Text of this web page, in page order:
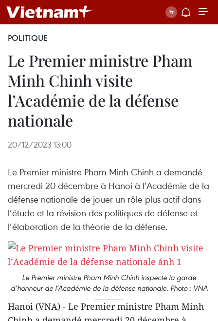
POLITIQUE
Le Premier ministre Pham
Minh Chinh visite
l’Académie de la défense
nationale
20/12/2023 13:00
Le Premier ministre Pham Minh Chinh a demandé
mercredi 20 décembre à Hanoi à l’Académie de la
défense nationale de jouer un rôle plus actif dans
l’étude et la révision des politiques de défense et
l’élaboration de la théorie de la défense.
Le Premier ministre Pham Minh Chinh inspecte la garde
d’honneur de l’Académie de la défense nationale. Photo : VNA
Hanoi (VNA) - Le Premier ministre Pham Minh